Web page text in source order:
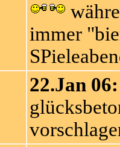
immer
22.Jan 06: